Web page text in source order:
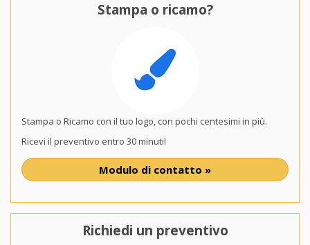
Stampa o ricamo?
Stampa o Ricamo con il tuo logo, con pochi centesimi in più.
Ricevi il preventivo entro 30 minuti!
Modulo di contatto »
Richiedi un preventivo